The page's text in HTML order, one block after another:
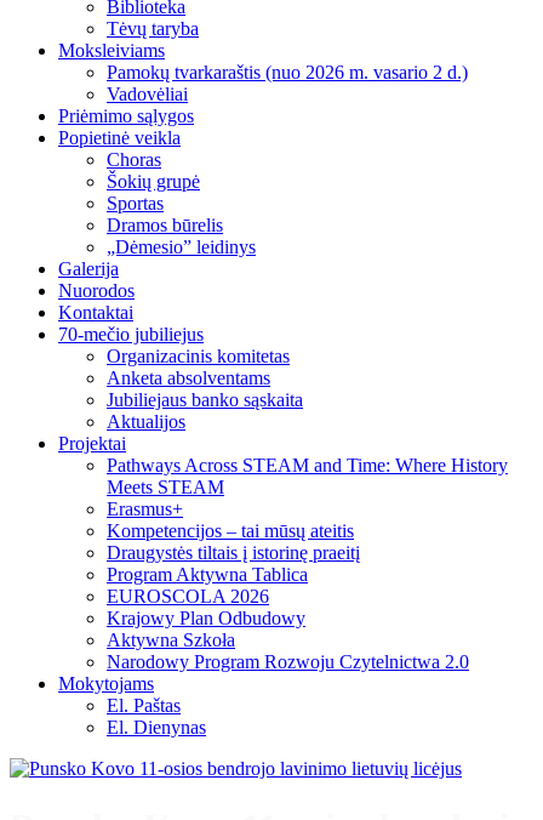
Biblioteka
Tėvų taryba
Moksleiviams
Pamokų tvarkaraštis (nuo 2026 m. vasario 2 d.)
Vadovėliai
Priėmimo sąlygos
Popietinė veikla
Choras
Šokių grupė
Sportas
Dramos būrelis
„Dėmesio” leidinys
Galerija
Nuorodos
Kontaktai
70-mečio jubiliejus
Organizacinis komitetas
Anketa absolventams
Jubiliejaus banko sąskaita
Aktualijos
Projektai
Pathways Across STEAM and Time: Where History
Meets STEAM
Erasmus+
Kompetencijos – tai mūsų ateitis
Draugystės tiltais į istorinę praeitį
Program Aktywna Tablica
EUROSCOLA 2026
Krajowy Plan Odbudowy
Aktywna Szkoła
Narodowy Program Rozwoju Czytelnictwa 2.0
Mokytojams
El. Paštas
El. Dienynas